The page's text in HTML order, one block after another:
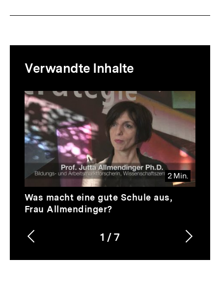
zur
Thematik
Verwandte Inhalte
Inhaltskarussell
überspringen
2 Min.
Video
Dauer
2
Was macht eine gute Schule aus,
Frau Allmendinger?
Karussellinhalt
1
von
/7
Vorherigen
Inhalt
Inhalt